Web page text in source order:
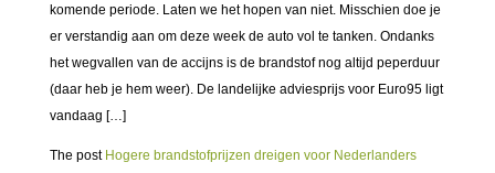
komende periode. Laten we het hopen van niet. Misschien doe je
er verstandig aan om deze week de auto vol te tanken. Ondanks
het wegvallen van de accijns is de brandstof nog altijd peperduur
(daar heb je hem weer). De landelijke adviesprijs voor Euro95 ligt
vandaag […]
The post Hogere brandstofprijzen dreigen voor Nederlanders